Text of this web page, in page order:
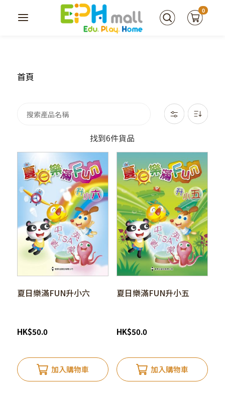
0
首頁
找到6件貨品
夏日樂滿FUN升小六
HK$50.0
加入購物車
夏日樂滿FUN升小五
HK$50.0
加入購物車